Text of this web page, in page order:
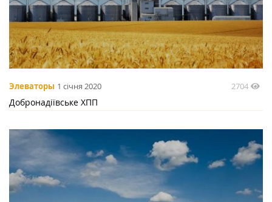
Элеваторы 1 січня 2020 2704
Добронадіївське ХПП